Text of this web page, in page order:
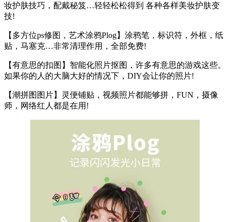
妆护肤技巧，配戴秘笈…轻轻松松得到 各种各样美妆护肤变
技!
【多方位ps修图，艺术涂鸦Plog】涂鸦笔，标识符，外框，纸
贴，马塞克…非常清理作用，全部免费!
【有意思的扣图】智能化照片抠图，许多有意思的游戏这些。
如果你的人的大脑大好的情况下，DIY会让你的照片!
【潮拼图图片】灵便铺贴，视频照片都能够拼，FUN，摄像
师，网络红人都是在用!